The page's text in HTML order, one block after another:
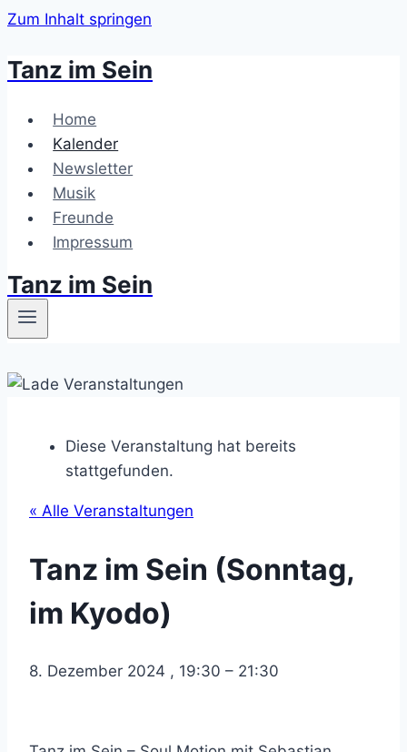
Zum Inhalt springen
Tanz im Sein
Home
Kalender
Newsletter
Musik
Freunde
Impressum
Tanz im Sein
Diese Veranstaltung hat bereits
stattgefunden.
« Alle Veranstaltungen
Tanz im Sein (Sonntag,
im Kyodo)
8. Dezember 2024 , 19:30 – 21:30